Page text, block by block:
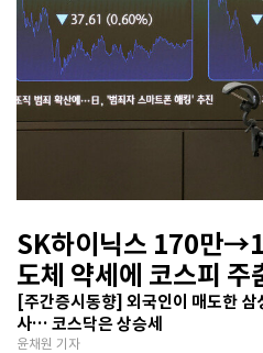
SK하이닉스 170만
도체 약세에 코스피 주
[주간증시동향] 외국인이 매도한
사… 코스닥은 상승세
윤채원 기자